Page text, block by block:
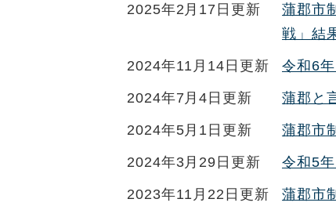
2025年2月17日更新
蒲郡市
戦」結
2024年11月14日更新 令和6
2024年7月4日更新 蒲郡と
2024年5月1日更新 蒲郡市
2024年3月29日更新 令和5
2023年11月22日更新 蒲郡市